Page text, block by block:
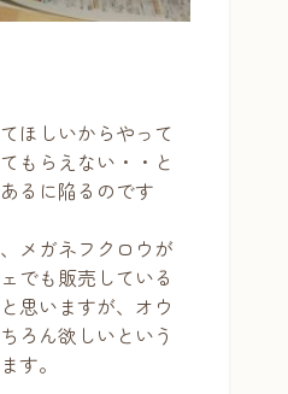
ほしいからやって
もらえない・・と
るに陥るのです
メガネフクロウが
でも販売している
思いますが、オウ
ろん欲しいという
す。